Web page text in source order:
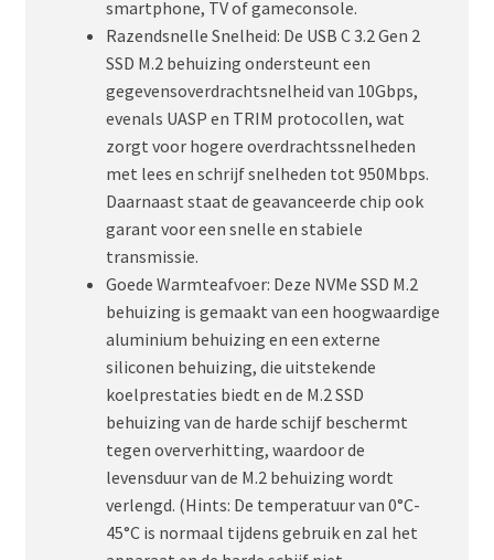
smartphone, TV of gameconsole.
Razendsnelle Snelheid: De USB C 3.2 Gen 2
SSD M.2 behuizing ondersteunt een
gegevensoverdrachtsnelheid van 10Gbps,
evenals UASP en TRIM protocollen, wat
zorgt voor hogere overdrachtssnelheden
met lees en schrijf snelheden tot 950Mbps.
Daarnaast staat de geavanceerde chip ook
garant voor een snelle en stabiele
transmissie.
Goede Warmteafvoer: Deze NVMe SSD M.2
behuizing is gemaakt van een hoogwaardige
aluminium behuizing en een externe
siliconen behuizing, die uitstekende
koelprestaties biedt en de M.2 SSD
behuizing van de harde schijf beschermt
tegen oververhitting, waardoor de
levensduur van de M.2 behuizing wordt
verlengd. (Hints: De temperatuur van 0°C-
45°C is normaal tijdens gebruik en zal het